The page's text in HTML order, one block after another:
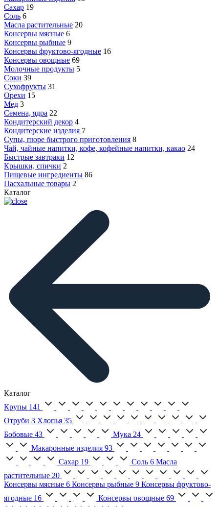
Сахар 19
Соль 6
Масла растительные 20
Консервы мясные 6
Консервы рыбные 9
Консервы фруктово-ягодные 16
Консервы овощные 69
Молочные продукты 5
Соки 39
Сухофрукты 31
Орехи 15
Мед 3
Семена, ядра 22
Кондитерский декор 4
Кондитерские изделия 7
Супы, пюре быстрого приготовления 8
Чай, чайные напитки, кофе, кофейные напитки, какао 24
Быстрые завтраки 12
Крышки, спички 2
Пищевые ингредиенты 86
Пасхальные товары 2
Каталог
Каталог
Крупы 141
Отруби 3 Хлопья 35
Бобовые 43 Мука 24
Макаронные изделия 93
Сахар 19 Соль 6 Масла
растительные 20
Консервы мясные 6 Консервы рыбные 9 Консервы фруктово-
ягодные 16 Консервы овощные 69